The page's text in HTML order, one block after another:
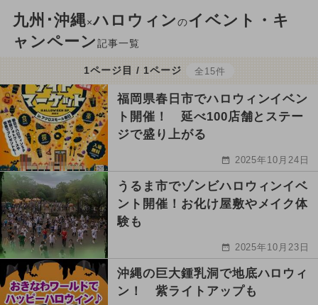
九州･沖縄×ハロウィンのイベント・キ
ャンペーン記事一覧
1ページ目 / 1ページ 全15件
福岡県春日市でハロウィンイベン
ト開催！ 延べ100店舗とステー
ジで盛り上がる
2025年10月24日
うるま市でゾンビハロウィンイベ
ント開催！お化け屋敷やメイク体
験も
2025年10月23日
沖縄の巨大鍾乳洞で地底ハロウィ
ン！ 紫ライトアップも